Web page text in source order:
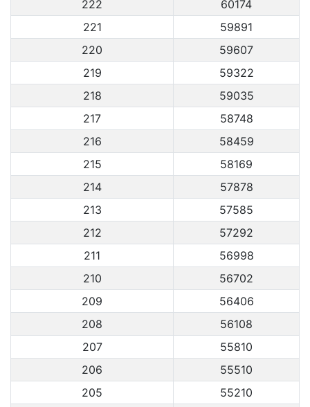
222
60174
221
59891
220
59607
219
59322
218
59035
217
58748
216
58459
215
58169
214
57878
213
57585
212
57292
211
56998
210
56702
209
56406
208
56108
207
55810
206
55510
205
55210